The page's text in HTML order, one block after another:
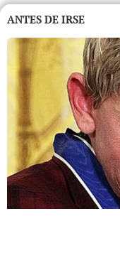
ANTES DE IRSE